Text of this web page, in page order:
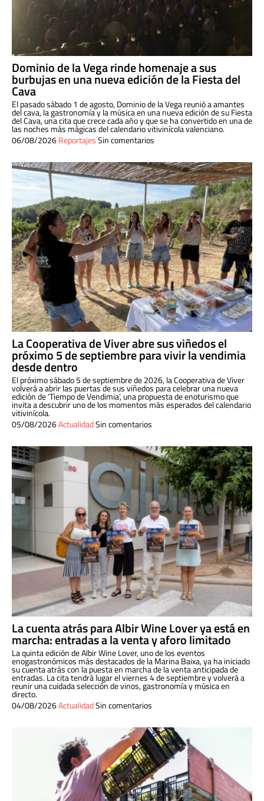
Dominio de la Vega rinde homenaje a sus
burbujas en una nueva edición de la Fiesta del
Cava
El pasado sábado 1 de agosto, Dominio de la Vega reunió a amantes
del cava, la gastronomía y la música en una nueva edición de su Fiesta
del Cava, una cita que crece cada año y que se ha convertido en una de
las noches más mágicas del calendario vitivinícola valenciano.
06/08/2026ReportajesSin comentarios
La Cooperativa de Viver abre sus viñedos el
próximo 5 de septiembre para vivir la vendimia
desde dentro
El próximo sábado 5 de septiembre de 2026, la Cooperativa de Viver
volverá a abrir las puertas de sus viñedos para celebrar una nueva
edición de ‘Tiempo de Vendimia’, una propuesta de enoturismo que
invita a descubrir uno de los momentos más esperados del calendario
vitivinícola.
05/08/2026ActualidadSin comentarios
La cuenta atrás para Albir Wine Lover ya está en
marcha: entradas a la venta y aforo limitado
La quinta edición de Albir Wine Lover, uno de los eventos
enogastronómicos más destacados de la Marina Baixa, ya ha iniciado
su cuenta atrás con la puesta en marcha de la venta anticipada de
entradas. La cita tendrá lugar el viernes 4 de septiembre y volverá a
reunir una cuidada selección de vinos, gastronomía y música en
directo.
04/08/2026ActualidadSin comentarios